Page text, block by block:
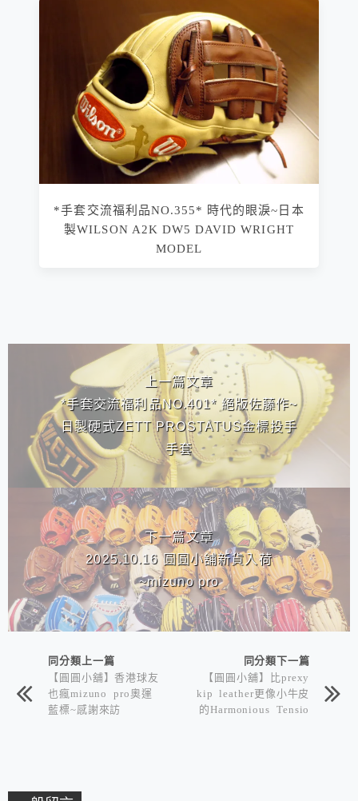
*手套交流福利品NO.355* 時代的眼淚~日本
製WILSON A2K DW5 DAVID WRIGHT
MODEL
上一篇文章
*手套交流福利品NO.401* 絕版佐藤作~
日製硬式ZETT PROSTATUS金標投手
手套
下一篇文章
2025.10.16 圓圓小舖新貨入荷
~mizuno pro
同分類上一篇
【圓圓小舖】香港球友
也瘋mizuno pro奧運
藍標~感謝來訪
同分類下一篇
【圓圓小舖】比prexy
kip leather更像小牛皮
的Harmonious Tensio